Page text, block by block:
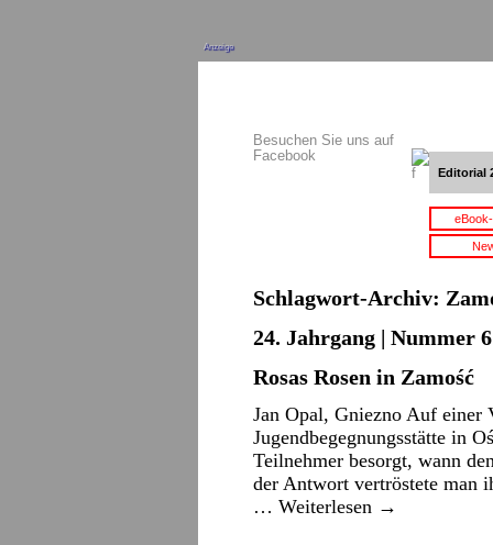
Anzeige
Besuchen Sie uns auf
Facebook
Editorial
Schlagwort-Archiv:
24. Jahrgang | Nummer
Rosas Rosen in Zamość
Jan Opal, Gniezno Auf einer
Jugendbegegnungsstätte in
Teilnehmer besorgt, wann
der Antwort vertröstete man
… Weiterlesen →